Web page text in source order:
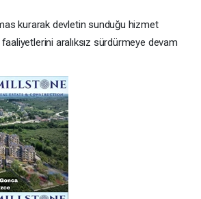
kurarak devletin sunduğu hizmet
aralıksız sürdürmeye devam